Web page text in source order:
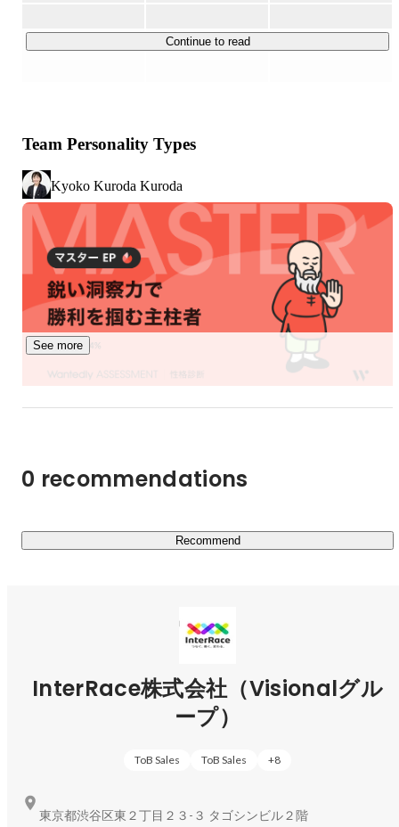
人口の減少に伴い労働人口も不足、更にAIの進化と労働市
場の流動化によって採用が高度化し、従来の受動的な採用
活動では限界を迎えている昨今。これまで人材業界の多く
が担ってきたマッチング機能だけでは解決できないことが
今後更に増え、プロフェッショナルは仕事の安定を失い、
企業は事業を駆動させる人材を見つける・採用することが
できなくなる。このような状況が続くことで、多くの個人
のキャリアと企業の成長が停滞する未来が予測されていま
す。
＜InterRaceのビジョンと存在意義＞
InterRaceは、採用における企業の「待ち」の姿勢を根本
の調達手法を変えていかなければなりません。
私たちは、事業変革現場で必要とされる、あるべき人材の
て確立。
未来の日本社会に「新しい働き方を作る」こと、企業の待
ことを目指しております。
＜絶対的なインフラとなるために＞
提供価値：変革基盤としての機能（案件の絶対供給と評価
ョナルが能動的に挑戦できる、途切れることのない案件
Continue to read
Team Personality Types
Kyoko Kuroda Kuroda
See more
0 recommendations
Recommend
InterRace株式会社（Visionalグル
ープ）
ToB Sales ToB Sales +8
東京都渋谷区東２丁目２３-３ タゴシンビル２階